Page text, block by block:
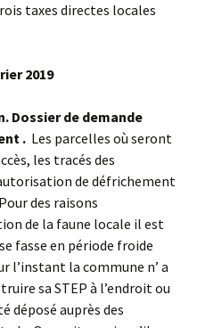
taxes directes locales
2019
Dossier de demande
. Les parcelles où seront
les tracés des
de défrichement
des raisons
de la faune locale il est
fasse en période froide
l’instant la commune n’ a
sa STEP à l’endroit ou
déposé auprès des